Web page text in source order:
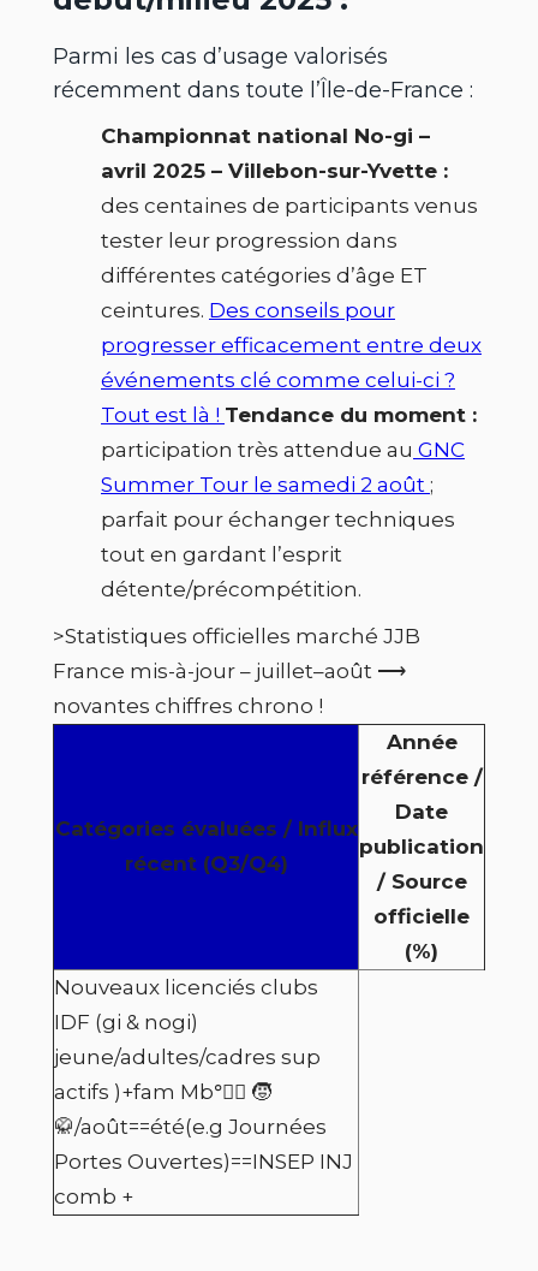
Parmi les cas d’usage valorisés
récemment dans toute l’Île-de-France :
Championnat national No-gi –
avril 2025 – Villebon-sur-Yvette :
des centaines de participants venus
tester leur progression dans
différentes catégories d’âge ET
ceintures. Des conseils pour
progresser efficacement entre deux
événements clé comme celui-ci ?
Tout est là ! Tendance du moment :
participation très attendue au GNC
Summer Tour le samedi 2 août ;
parfait pour échanger techniques
tout en gardant l’esprit
détente/précompétition.
>Statistiques officielles marché JJB
France mis-à-jour – juillet–août ⟶
novantes chiffres chrono !
Catégories évaluées / Influx
récent (Q3/Q4)
Année
référence /
Date
publication
/ Source
officielle
(%)
Nouveaux licenciés clubs
IDF (gi & nogi)
jeune/adultes/cadres sup
actifs )+fam Mb°🏽🏽 🧒
🥋/août==été(e.g Journées
Portes Ouvertes)==INSEP INJ
comb +